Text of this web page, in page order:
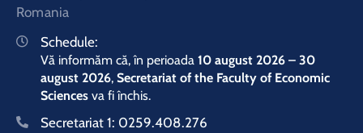
Romania
Schedule:
Vă informăm că, în perioada 10 august 2026 – 30
august 2026, Secretariat of the Faculty of Economic
Sciences va fi închis.
Secretariat 1: 0259.408.276